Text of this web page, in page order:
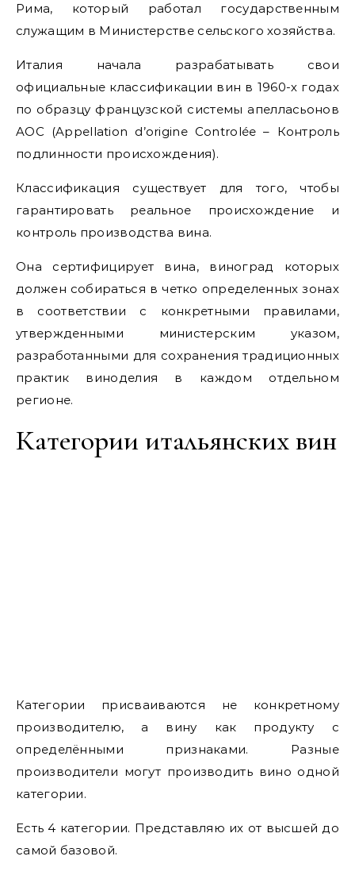
Рима, который работал государственным
служащим в Министерстве сельского хозяйства.
Италия начала разрабатывать свои
официальные классификации вин в 1960-х годах
по образцу французской системы апелласьонов
AOC (Appellation d’origine Controlée – Контроль
подлинности происхождения).
Классификация существует для того, чтобы
гарантировать реальное происхождение и
контроль производства вина.
Она сертифицирует вина, виноград которых
должен собираться в четко определенных зонах
в соответствии с конкретными правилами,
утвержденными министерским указом,
разработанными для сохранения традиционных
практик виноделия в каждом отдельном
регионе.
Категории итальянских вин
Категории присваиваются не конкретному
производителю, а вину как продукту с
определёнными признаками. Разные
производители могут производить вино одной
категории.
Есть 4 категории. Представляю их от высшей до
самой базовой.